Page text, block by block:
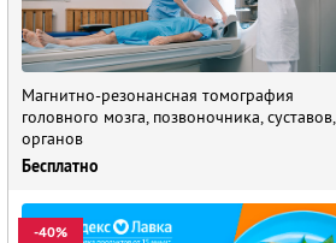
Магнитно-резонансная томография
головного мозга, позвоночника, суставов,
органов
Бесплатно
-40%